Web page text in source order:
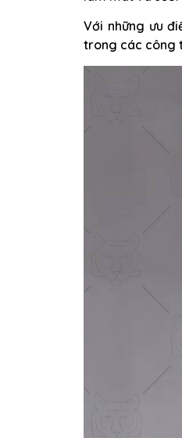
Với những ưu
trong các công